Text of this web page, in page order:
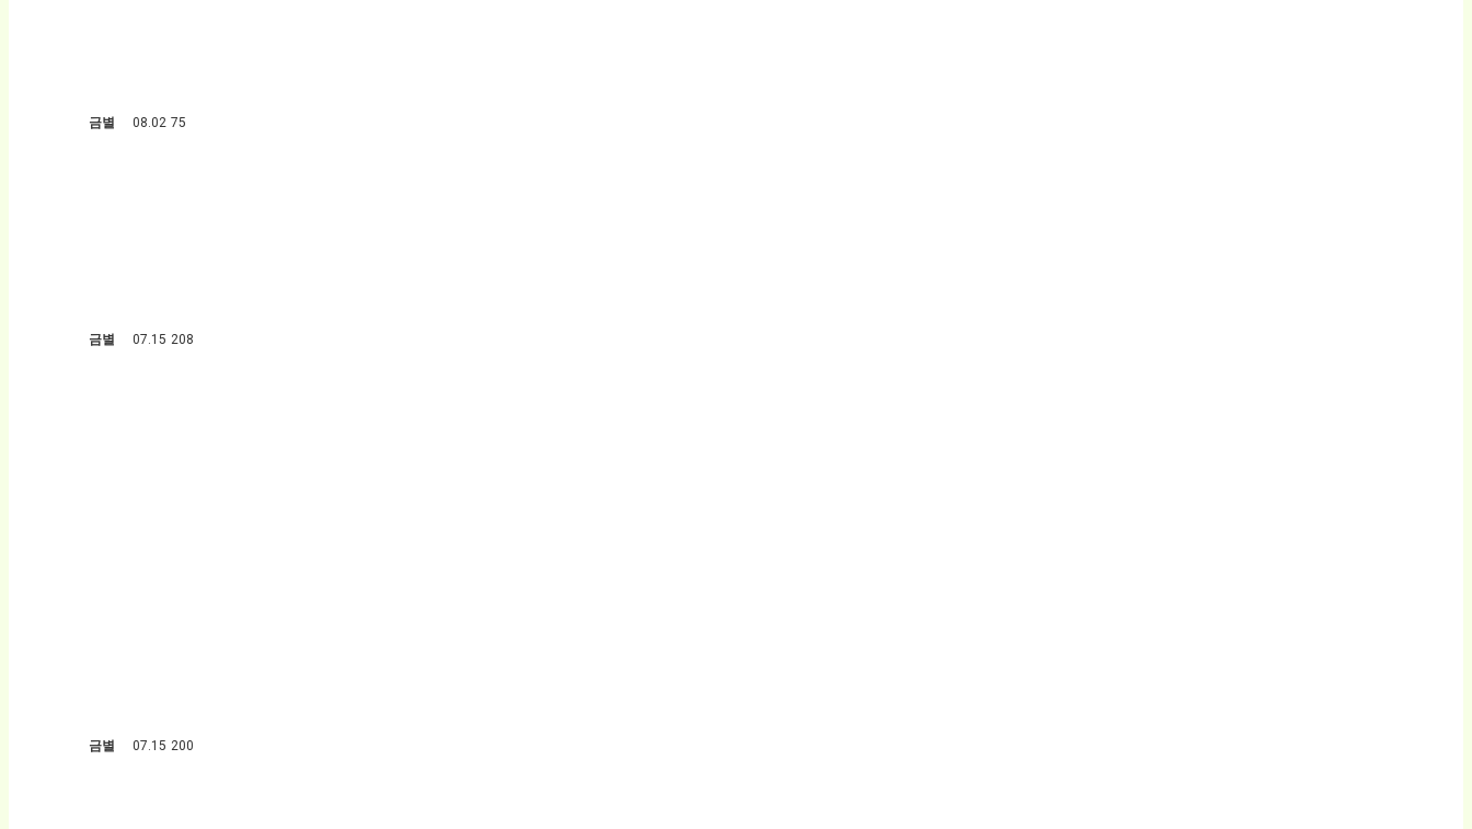
금별 08.02 75
금별 07.15 208
금별 07.15 200